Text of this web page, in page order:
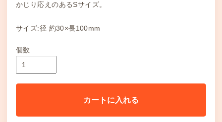
かじり応えのあるSサイズ。
サイズ:径 約30×長100mm
個数
カートに入れる